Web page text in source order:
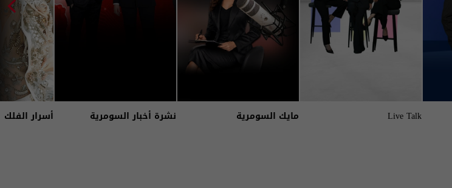
Live Talk مايك السومرية نشرة أخبار السومرية أسرار الفلك